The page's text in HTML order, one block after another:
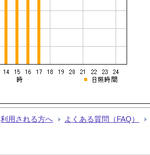
利用される方へ よくある質問（FAQ）